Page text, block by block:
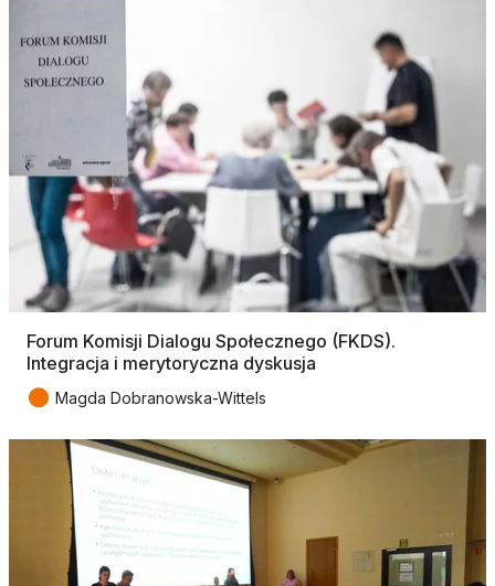
Forum Komisji Dialogu Społecznego (FKDS).
Integracja i merytoryczna dyskusja
● Magda Dobranowska-Wittels